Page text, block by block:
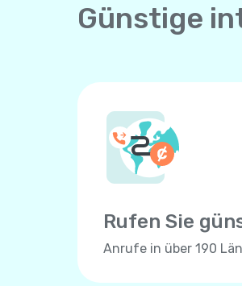
Günstige
Rufen Sie
Anrufe in über 190